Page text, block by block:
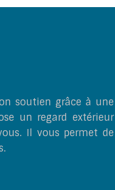
soutien grâce à une
un regard extérieur
Il vous permet de